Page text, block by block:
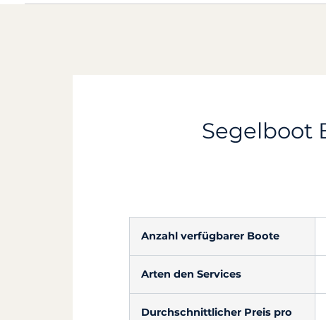
Segelboot
Anzahl verfügbarer Boote
Arten den Services
Durchschnittlicher Preis pro